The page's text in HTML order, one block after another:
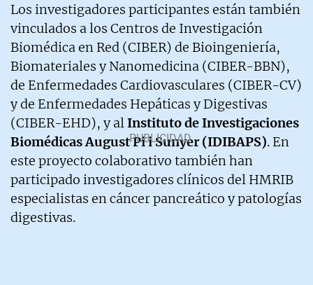
Los investigadores participantes están también
vinculados a los Centros de Investigación
Biomédica en Red (CIBER) de Bioingeniería,
Biomateriales y Nanomedicina (CIBER-BBN),
de Enfermedades Cardiovasculares (CIBER-CV)
y de Enfermedades Hepáticas y Digestivas
(CIBER-EHD), y alInstituto de Investigaciones
Biomédicas August Pi i Sunyer (IDIBAPS). En
este proyecto colaborativo también han
participado investigadores clínicos del HMRIB
especialistas en cáncer pancreático y patologías
digestivas.